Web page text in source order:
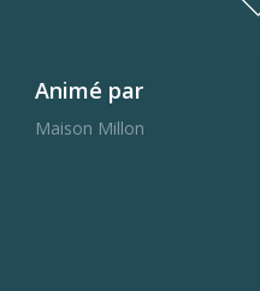
Animé par
Maison Millon